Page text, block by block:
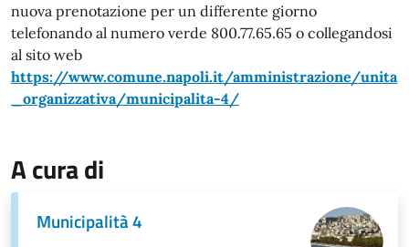
nuova prenotazione per un differente giorno
telefonando al numero verde 800.77.65.65 o collegandosi
al sito web
https://www.comune.napoli.it/amministrazione/unita
_organizzativa/municipalita-4/
A cura di
Municipalità 4